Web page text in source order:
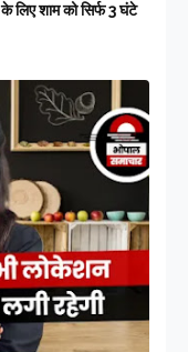
शाम को सिर्फ 3 घंटे